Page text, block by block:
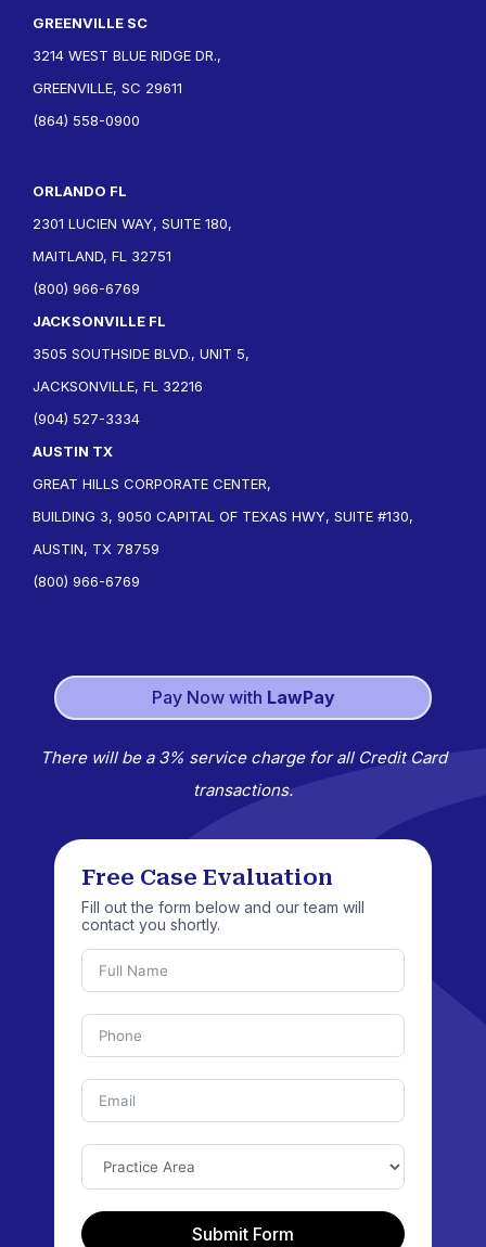
GREENVILLE SC
3214 WEST BLUE RIDGE DR.,
GREENVILLE, SC 29611
(864) 558-0900
ORLANDO FL
2301 LUCIEN WAY, SUITE 180,
MAITLAND, FL 32751
(800) 966-6769
JACKSONVILLE FL
3505 SOUTHSIDE BLVD., UNIT 5,
JACKSONVILLE, FL 32216
(904) 527-3334
AUSTIN TX
GREAT HILLS CORPORATE CENTER,
BUILDING 3, 9050 CAPITAL OF TEXAS HWY, SUITE #130,
AUSTIN, TX 78759
(800) 966-6769
Pay Now with LawPay
There will be a 3% service charge for all Credit Card
transactions.
Free Case Evaluation
Fill out the form below and our team will
contact you shortly.
Submit Form